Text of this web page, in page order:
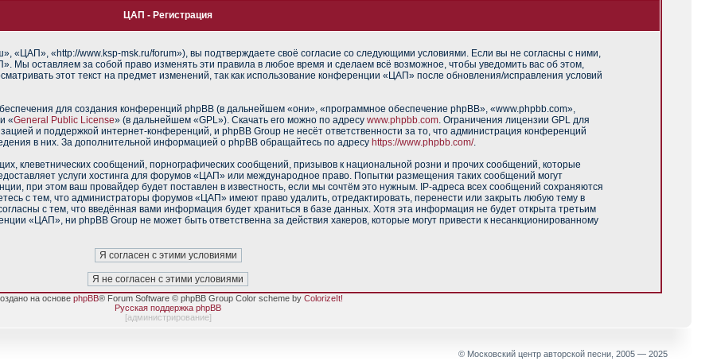
ЦАП - Регистрация
«http://www.ksp-msk.ru/forum»), вы подтверждаете своё согласие со следующими условиями. Если вы не согласны с ними,
Мы оставляем за собой право изменять эти правила в любое время и сделаем всё возможное, чтобы уведомить вас об этом,
этот текст на предмет изменений, так как использование конференции «ЦАП» после обновления/исправления условий
для создания конференций phpBB (в дальнейшем «они», «программное обеспечение phpBB», «www.phpbb.com»,
«General Public License» (в дальнейшем «GPL»). Скачать его можно по адресу www.phpbb.com. Ограничения лицензии GPL для
и поддержкой интернет-конференций, и phpBB Group не несёт ответственности за то, что администрация конференций
в них. За дополнительной информацией о phpBB обращайтесь по адресу https://www.phpbb.com/.
клеветнических сообщений, порнографических сообщений, призывов к национальной розни и прочих сообщений, которые
услуги хостинга для форумов «ЦАП» или международное право. Попытки размещения таких сообщений могут
при этом ваш провайдер будет поставлен в известность, если мы сочтём это нужным. IP-адреса всех сообщений сохраняются
с тем, что администраторы форумов «ЦАП» имеют право удалить, отредактировать, перенести или закрыть любую тему в
с тем, что введённая вами информация будет храниться в базе данных. Хотя эта информация не будет открыта третьим
«ЦАП», ни phpBB Group не может быть ответственна за действия хакеров, которые могут привести к несанкционированному
на основе phpBB® Forum Software © phpBB Group Color scheme by ColorizeIt!
Русская поддержка phpBB
[администрирование]
© Московский центр авторской песни, 2005 — 2025